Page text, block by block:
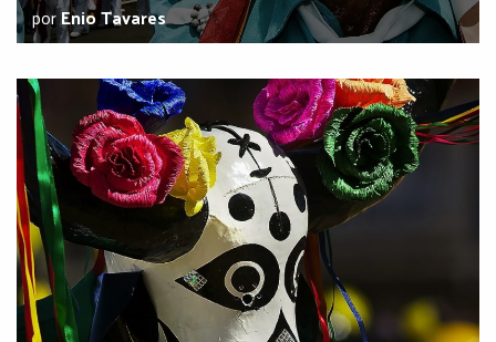
porEnio Tavares